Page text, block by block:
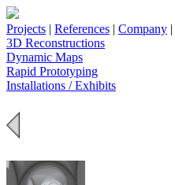
Projects | References | Company |
3D Reconstructions
Dynamic Maps
Rapid Prototyping
Installations / Exhibits